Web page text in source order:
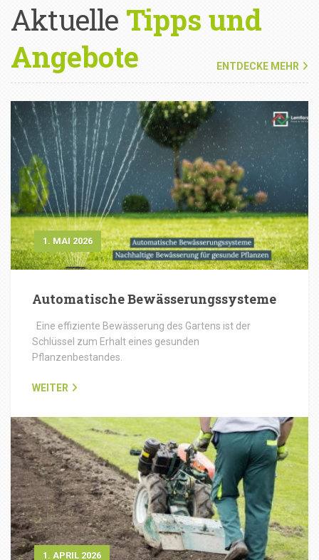
Aktuelle Tipps und
Angebote
ENTDECKE MEHR
1. MAI 2026
Automatische Bewässerungssysteme
Eine effiziente Bewässerung des Gartens ist der
Schlüssel zum Erhalt eines gesunden
Pflanzenbestandes.
WEITER
1. APRIL 2026